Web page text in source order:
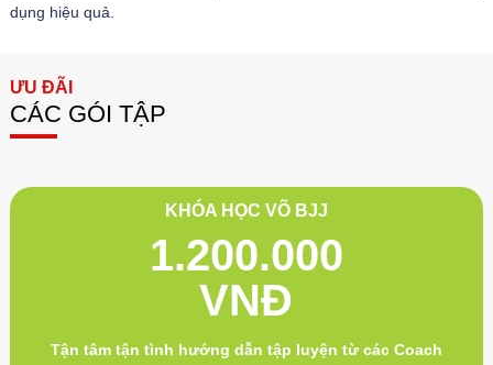
dụng hiệu quả.
ƯU ĐÃI
CÁC GÓI TẬP
KHÓA HỌC VÕ BJJ
1.200.000
VNĐ
Tận tâm tận tình hướng dẫn tập luyện từ các Coach